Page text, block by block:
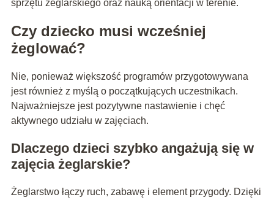
sprzętu żeglarskiego oraz nauką orientacji w terenie.
Czy dziecko musi wcześniej
żeglować?
Nie, ponieważ większość programów przygotowywana
jest również z myślą o początkujących uczestnikach.
Najważniejsze jest pozytywne nastawienie i chęć
aktywnego udziału w zajęciach.
Dlaczego dzieci szybko angażują się w
zajęcia żeglarskie?
Żeglarstwo łączy ruch, zabawę i element przygody. Dzięki